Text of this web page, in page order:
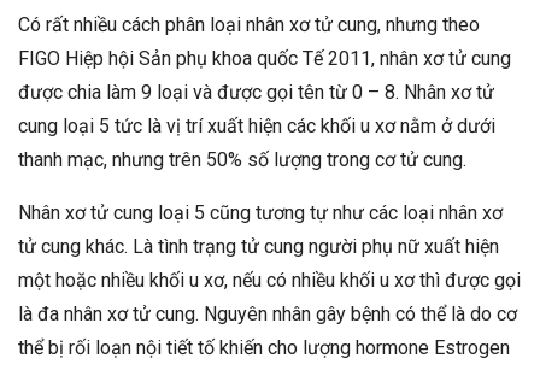
Có rất nhiều cách phân loại nhân xơ tử cung, nhưng theo
FIGO Hiệp hội Sản phụ khoa quốc Tế 2011, nhân xơ tử cung
được chia làm 9 loại và được gọi tên từ 0 – 8. Nhân xơ tử
cung loại 5 tức là vị trí xuất hiện các khối u xơ nằm ở dưới
thanh mạc, nhưng trên 50% số lượng trong cơ tử cung.
Nhân xơ tử cung loại 5 cũng tương tự như các loại nhân xơ
tử cung khác. Là tình trạng tử cung người phụ nữ xuất hiện
một hoặc nhiều khối u xơ, nếu có nhiều khối u xơ thì được gọi
là đa nhân xơ tử cung. Nguyên nhân gây bệnh có thể là do cơ
thể bị rối loạn nội tiết tố khiến cho lượng hormone Estrogen